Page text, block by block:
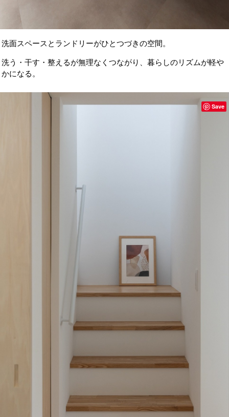
洗面スペースとランドリーがひとつづきの空間。
洗う・干す・整えるが無理なくつながり、暮らしのリズムが軽や
かになる。
Save